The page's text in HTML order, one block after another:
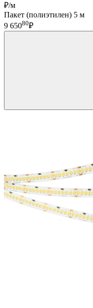
₽/м
Пакет (полиэтилен) 5 м
9 65080₽